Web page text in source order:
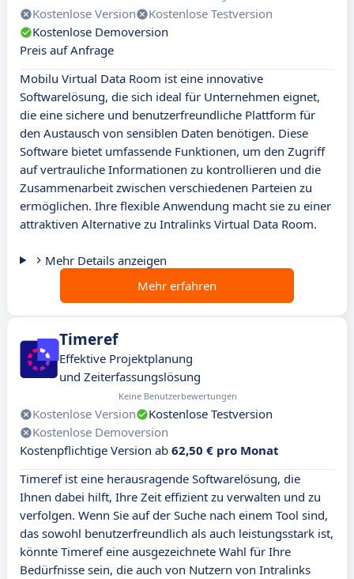
Kostenlose Version
Kostenlose Testversion
Kostenlose Demoversion
Preis auf Anfrage
Mobilu Virtual Data Room ist eine innovative
Softwarelösung, die sich ideal für Unternehmen eignet,
die eine sichere und benutzerfreundliche Plattform für
den Austausch von sensiblen Daten benötigen. Diese
Software bietet umfassende Funktionen, um den Zugriff
auf vertrauliche Informationen zu kontrollieren und die
Zusammenarbeit zwischen verschiedenen Parteien zu
ermöglichen. Ihre flexible Anwendung macht sie zu einer
attraktiven Alternative zu Intralinks Virtual Data Room.
Mehr Details anzeigen
Mehr erfahren
Timeref
Effektive Projektplanung
und Zeiterfassungslösung
Keine Benutzerbewertungen
Kostenlose Version
Kostenlose Testversion
Kostenlose Demoversion
Kostenpflichtige Version ab 62,50 € pro Monat
Timeref ist eine herausragende Softwarelösung, die
Ihnen dabei hilft, Ihre Zeit effizient zu verwalten und zu
verfolgen. Wenn Sie auf der Suche nach einem Tool sind,
das sowohl benutzerfreundlich als auch leistungsstark ist,
könnte Timeref eine ausgezeichnete Wahl für Ihre
Bedürfnisse sein, die auch von Nutzern von Intralinks